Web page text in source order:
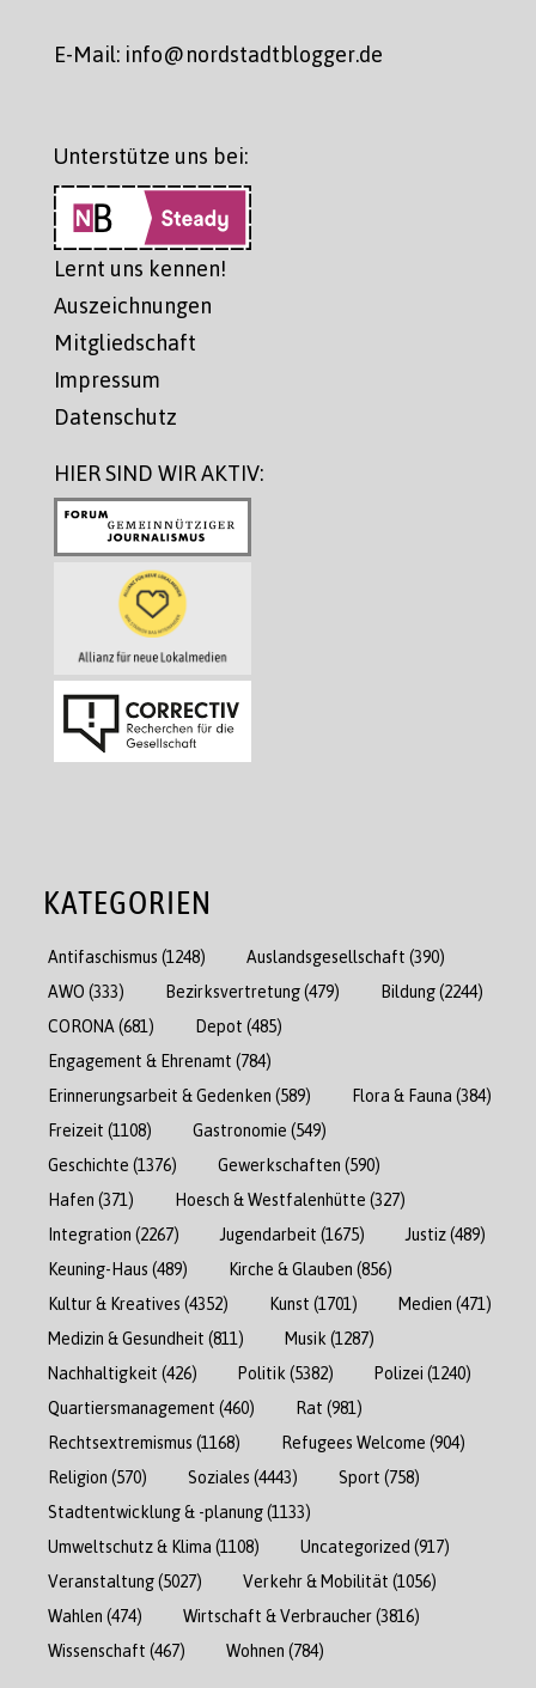
E-Mail: info@nordstadtblogger.de
Unterstütze uns bei:
Lernt uns kennen!
Auszeichnungen
Mitgliedschaft
Impressum
Datenschutz
HIER SIND WIR AKTIV:
KATEGORIEN
Antifaschismus (1248) Auslandsgesellschaft (390)
AWO (333) Bezirksvertretung(479) Bildung(2244)
CORONA (681) Depot (485)
Engagement & Ehrenamt (784)
Erinnerungsarbeit & Gedenken (589) Flora & Fauna (384)
Freizeit (1108) Gastronomie (549)
Geschichte (1376) Gewerkschaften (590)
Hafen (371) Hoesch & Westfalenhütte (327)
Integration (2267) Jugendarbeit (1675) Justiz(489)
Keuning-Haus (489) Kirche & Glauben (856)
Kultur & Kreatives (4352) Kunst (1701) Medien (471)
Medizin & Gesundheit (811) Musik (1287)
Nachhaltigkeit (426) Politik (5382) Polizei (1240)
Quartiersmanagement (460) Rat (981)
Rechtsextremismus (1168) Refugees Welcome (904)
Religion (570) Soziales (4443) Sport (758)
Stadtentwicklung & -planung(1133)
Umweltschutz & Klima (1108) Uncategorized (917)
Veranstaltung(5027) Verkehr & Mobilität (1056)
Wahlen (474) Wirtschaft & Verbraucher(3816)
Wissenschaft (467) Wohnen (784)